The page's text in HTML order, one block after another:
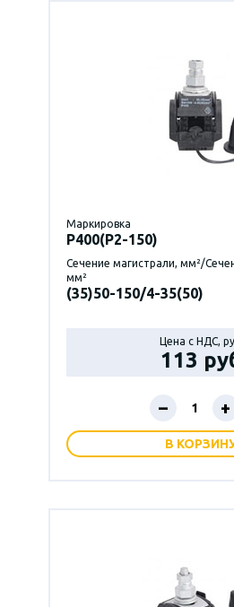
Маркировка
P400(Р2-150)
Сечение магистрали, мм²/
мм²
(35)50-150/4-35(50)
Цена с НДС,
113
– +
В